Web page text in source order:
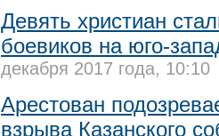
Девять христиан
боевиков на юго-
декабря 2017 года, 10:10
Арестован
взрыва Казанского